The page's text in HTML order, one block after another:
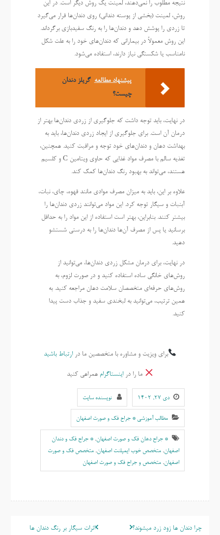
نتیجه مطلوب را نمی‌دهند، لمینت یک روش دیگر است. در این
روش، لمینت (بخشی از پوسته دندانی) روی دندان‌ها قرار می‌گیرد
تا زردی را پوشش دهد و دندان‌ها را به رنگ سفیدبازی برگرداند.
این روش معمولاً در بیمارانی که دندان‌های خود را به علت شکل
نامناسب یا شکستگی نیاز دارند، استفاده می‌شود.
پیشنهاد مطالعه گریلز دندان
چیست؟
در نهایت، باید توجه داشت که جلوگیری از زردی دندان‌ها بهتر از
درمان آن است. برای جلوگیری از ایجاد زردی دندان‌ها، باید به
بهداشت دهان و دندان‌های خود توجه و مراقبت کنید. همچنین،
تغذیه سالم با مصرف مواد غذایی که حاوی ویتامین C و کلسیم
هستند، می‌تواند به بهبود رنگ دندان‌ها کمک کند.
علاوه بر این، باید به میزان مصرف موادی مانند قهوه، چای، نبات،
آبنبات و سیگار توجه کرد. این مواد می‌توانند زردی دندان‌ها را
بیشتر کنند. بنابراین، بهتر است استفاده از این مواد را به حداقل
برسانید یا پس از مصرف آن‌ها دندان‌ها را به درستی شستشو
دهید.
در نهایت، برای درمان مشکل زردی دندان‌ها، می‌توانید از
روش‌های خانگی ساده استفاده کنید و در صورت لزوم، به
روش‌های حرفه‌ای متخصصان سلامت دهان مراجعه کنید. به
همین ترتیب، می‌توانید به لبخندی سفید و جذاب دست پیدا
کنید.
برای ویزیت و مشاوره با متخصصین ما درارتباط باشید
ما را دراینستاگرام همراهی کنید
دی ۲۷, ۱۴۰۲ نویسنده سایت
مطالب آموزشی * جراح فک و صورت اصفهان
* جراح دهان فک و صورت اصفهان, * جراح فک و دندان
اصفهان, متخصص خوب ایمپلنت اصفهان, متخصص فک و صورت
اصفهان, متخصص و جراح فک و صورت اصفهان
راهبری
اثرات سیگار بر رنگ دندان ها چرا دندان ها زود زرد میشوند؟